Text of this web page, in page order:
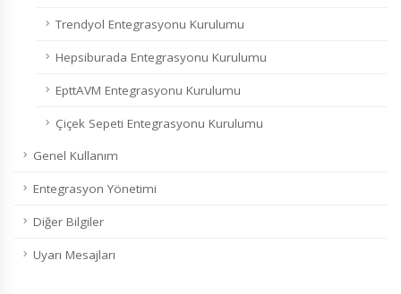
Trendyol Entegrasyonu Kurulumu
Hepsiburada Entegrasyonu Kurulumu
EpttAVM Entegrasyonu Kurulumu
Çiçek Sepeti Entegrasyonu Kurulumu
Genel Kullanım
Entegrasyon Yönetimi
Diğer Bilgiler
Uyarı Mesajları